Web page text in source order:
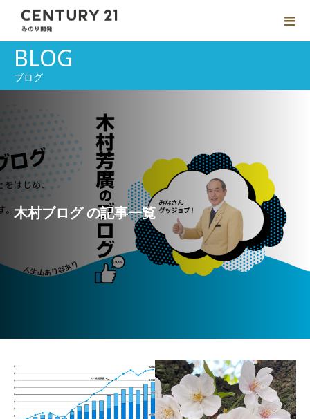
BLOG
ブログ
木村ブログ の記事一覧